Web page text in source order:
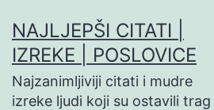
na
sadržaj
NAJLJEPŠI CITATI |
IZREKE | POSLOVICE
Najzanimljiviji citati i mudre
izreke ljudi koji su ostavili trag